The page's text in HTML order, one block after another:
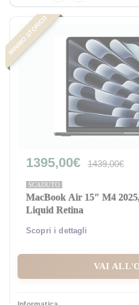
MINIMO STORICO
1395,00€ 1439,00€
SCADUTO
MacBook Air 15″ M4
Liquid Retina
Scopri i dettagli
VAI